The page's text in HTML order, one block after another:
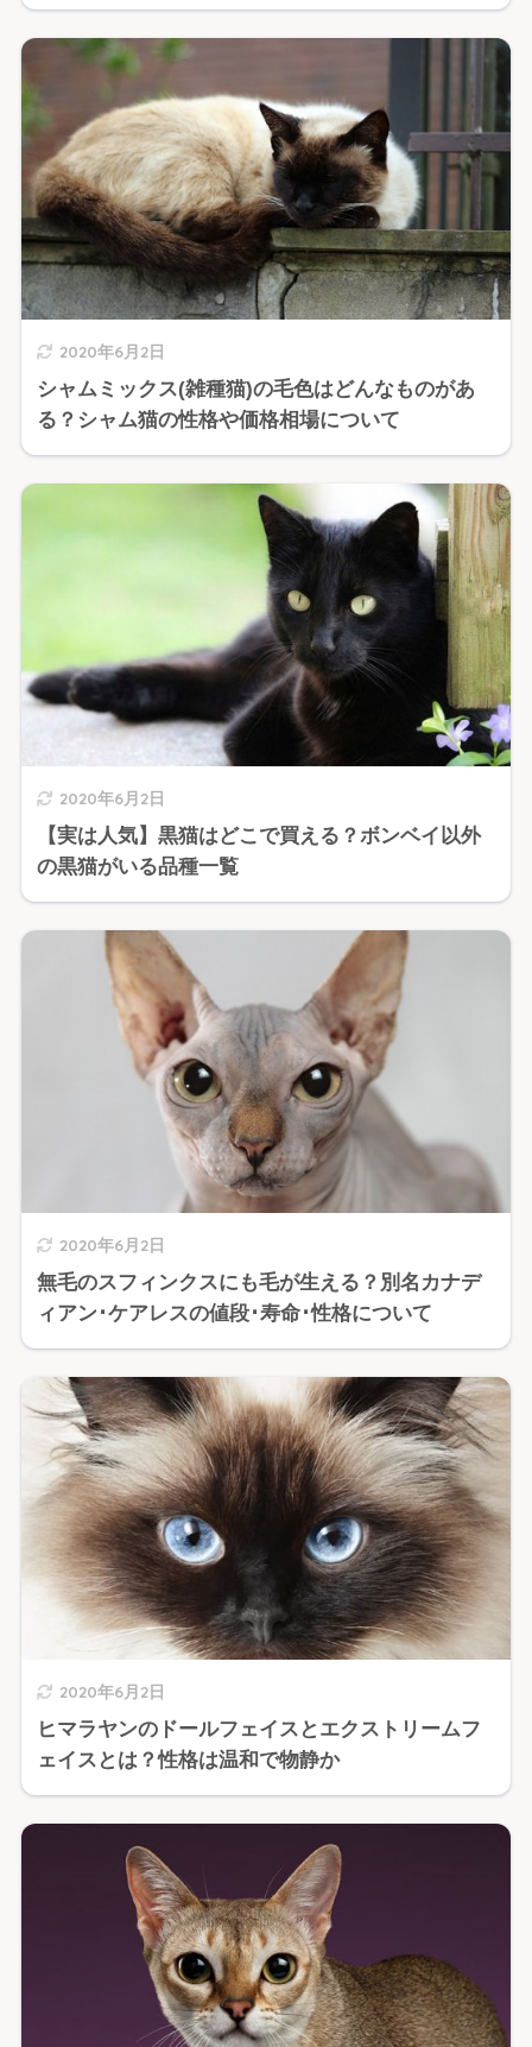
2020年6月2日
シャムミックス(雑種猫)の毛色はどんなものがあ
る？シャム猫の性格や価格相場について
2020年6月2日
【実は人気】黒猫はどこで買える？ボンベイ以外
の黒猫がいる品種一覧
2020年6月2日
無毛のスフィンクスにも毛が生える？別名カナデ
ィアン･ケアレスの値段･寿命･性格について
2020年6月2日
ヒマラヤンのドールフェイスとエクストリームフ
ェイスとは？性格は温和で物静か